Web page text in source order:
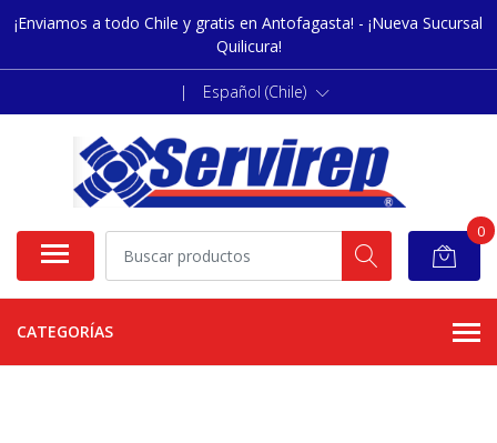
¡Enviamos a todo Chile y gratis en Antofagasta! - ¡Nueva Sucursal
Quilicura!
| Español (Chile)
0
CATEGORÍAS